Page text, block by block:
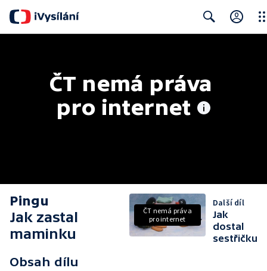
ČT nemá práva
pro internet
Pingu
Jak zastal
maminku
Obsah dílu
ČT nemá práva
pro internet
Další díl
Jak
dostal
sestřičku